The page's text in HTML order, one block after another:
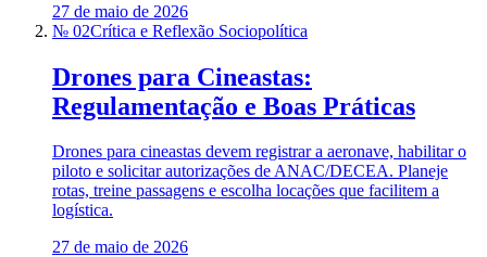
27 de maio de 2026
№ 02Crítica e Reflexão Sociopolítica
Drones para Cineastas:
Regulamentação e Boas Práticas
Drones para cineastas devem registrar a aeronave, habilitar o
piloto e solicitar autorizações de ANAC/DECEA. Planeje
rotas, treine passagens e escolha locações que facilitem a
logística.
27 de maio de 2026